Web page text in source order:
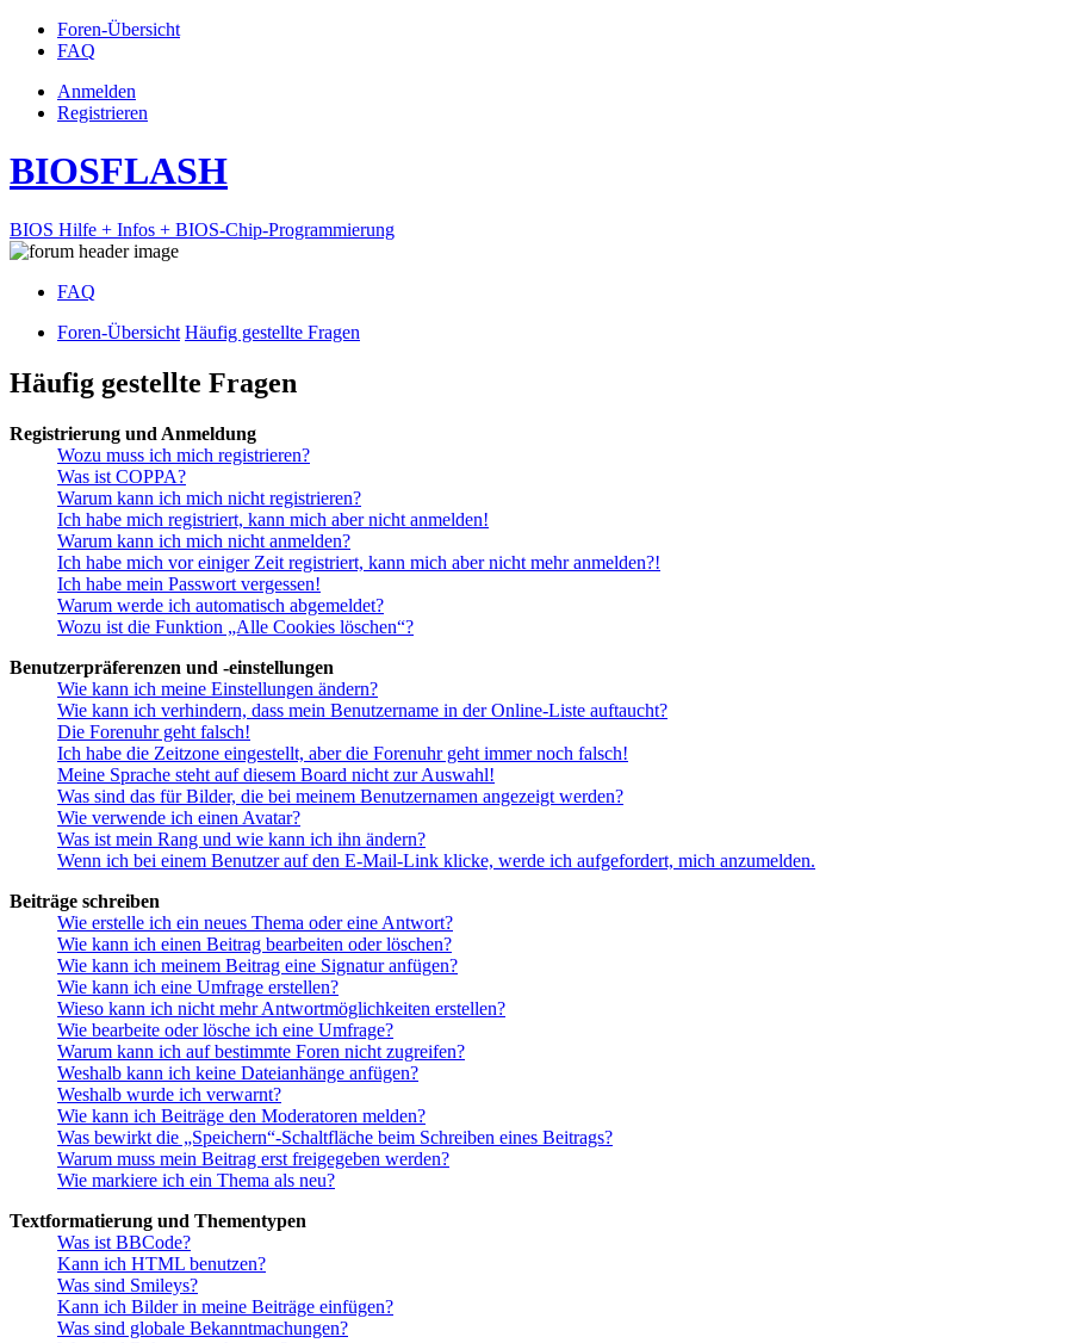
Foren-Übersicht
FAQ
Anmelden
Registrieren
BIOSFLASH
BIOS Hilfe + Infos + BIOS-Chip-Programmierung
FAQ
Foren-Übersicht Häufig gestellte Fragen
Häufig gestellte Fragen
Registrierung und Anmeldung
Wozu muss ich mich registrieren?
Was ist COPPA?
Warum kann ich mich nicht registrieren?
Ich habe mich registriert, kann mich aber nicht anmelden!
Warum kann ich mich nicht anmelden?
Ich habe mich vor einiger Zeit registriert, kann mich aber nicht mehr anmelden?!
Ich habe mein Passwort vergessen!
Warum werde ich automatisch abgemeldet?
Wozu ist die Funktion „Alle Cookies löschen“?
Benutzerpräferenzen und -einstellungen
Wie kann ich meine Einstellungen ändern?
Wie kann ich verhindern, dass mein Benutzername in der Online-Liste auftaucht?
Die Forenuhr geht falsch!
Ich habe die Zeitzone eingestellt, aber die Forenuhr geht immer noch falsch!
Meine Sprache steht auf diesem Board nicht zur Auswahl!
Was sind das für Bilder, die bei meinem Benutzernamen angezeigt werden?
Wie verwende ich einen Avatar?
Was ist mein Rang und wie kann ich ihn ändern?
Wenn ich bei einem Benutzer auf den E-Mail-Link klicke, werde ich aufgefordert, mich anzumelden.
Beiträge schreiben
Wie erstelle ich ein neues Thema oder eine Antwort?
Wie kann ich einen Beitrag bearbeiten oder löschen?
Wie kann ich meinem Beitrag eine Signatur anfügen?
Wie kann ich eine Umfrage erstellen?
Wieso kann ich nicht mehr Antwortmöglichkeiten erstellen?
Wie bearbeite oder lösche ich eine Umfrage?
Warum kann ich auf bestimmte Foren nicht zugreifen?
Weshalb kann ich keine Dateianhänge anfügen?
Weshalb wurde ich verwarnt?
Wie kann ich Beiträge den Moderatoren melden?
Was bewirkt die „Speichern“-Schaltfläche beim Schreiben eines Beitrags?
Warum muss mein Beitrag erst freigegeben werden?
Wie markiere ich ein Thema als neu?
Textformatierung und Thementypen
Was ist BBCode?
Kann ich HTML benutzen?
Was sind Smileys?
Kann ich Bilder in meine Beiträge einfügen?
Was sind globale Bekanntmachungen?